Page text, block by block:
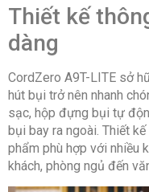
Bảo hành: 12 tháng
Thiết kế
dàng
CordZero A9T-LITE sở
hút bụi trở nên nhanh
sạc, hộp đựng bụi tự
bụi bay ra ngoài. Thiết
phẩm phù hợp với nhiều
khách, phòng ngủ đến